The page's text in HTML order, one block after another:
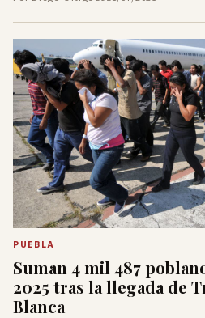
PUEBLA
Suman 4 mil 487
2025 tras la llegada de
Blanca